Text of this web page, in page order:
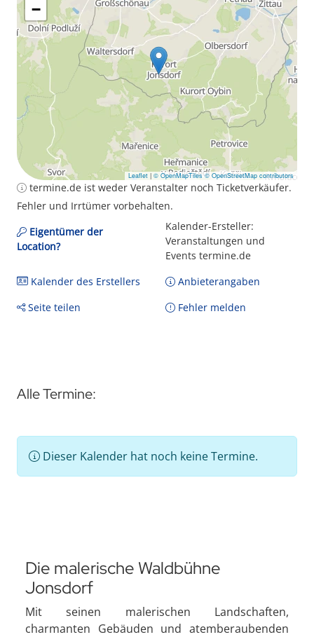
−
Leaflet | © OpenMapTiles © OpenStreetMap contributors
termine.de ist weder Veranstalter noch Ticketverkäufer.
Fehler und Irrtümer vorbehalten.
Eigentümer der
Location?
Kalender-Ersteller:
Veranstaltungen und
Events termine.de
Kalender des Erstellers
Anbieterangaben
Seite teilen
Fehler melden
Alle Termine:
Dieser Kalender hat noch keine Termine.
Die malerische Waldbühne
Jonsdorf
Mit seinen malerischen Landschaften,
charmanten Gebäuden und atemberaubenden